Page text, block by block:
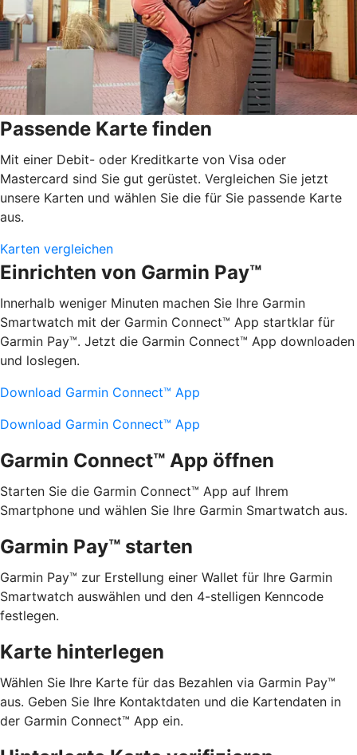
Passende Karte finden
Mit einer Debit- oder Kreditkarte von Visa oder
Mastercard sind Sie gut gerüstet. Vergleichen Sie jetzt
unsere Karten und wählen Sie die für Sie passende Karte
aus.
Karten vergleichen
Einrichten von Garmin Pay™
Innerhalb weniger Minuten machen Sie Ihre Garmin
Smartwatch mit der Garmin Connect™ App startklar für
Garmin Pay™. Jetzt die Garmin Connect™ App downloaden
und loslegen.
Download Garmin Connect™ App
Download Garmin Connect™ App
Garmin Connect™ App öffnen
Starten Sie die Garmin Connect™ App auf Ihrem
Smartphone und wählen Sie Ihre Garmin Smartwatch aus.
Garmin Pay™ starten
Garmin Pay™ zur Erstellung einer Wallet für Ihre Garmin
Smartwatch auswählen und den 4-stelligen Kenncode
festlegen.
Karte hinterlegen
Wählen Sie Ihre Karte für das Bezahlen via Garmin Pay™
aus. Geben Sie Ihre Kontaktdaten und die Kartendaten in
der Garmin Connect™ App ein.